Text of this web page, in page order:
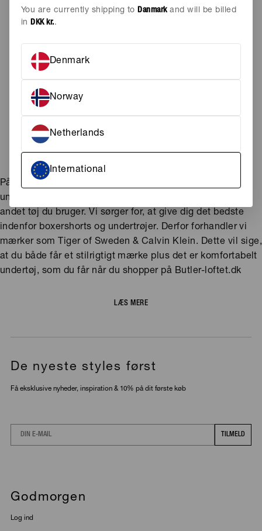
You are currently shipping to Danmarkand will be billed
in
DKK kr..
Denmark
Norway
Netherlands
International
STRETCH COTTON TRUNK 3-PACK
400 DKK
På Butler-loftet.dk sørger vi for, at du får det bedste
undertøj til mænd. Undertøj er mindst lige så vigtig, som
andet tøj du bruger. Vi sørger for, at give dig det bedste
indenfor boxershorts og undertrøjer. Derfor forhandler vi
mærker som Tiger of Sweden & Calvin Klein. Dette vil sige,
at du både får et stilrigtigt mærke plus det er komfortabelt
undertøj, som du får når du shopper på Butler-loftet.dk
LÆS MERE
Godmorgen
Log ind
De nyeste styles først
Få eksklusive nyheder, inspiration & 10% på dit første køb
Email
TILMELD